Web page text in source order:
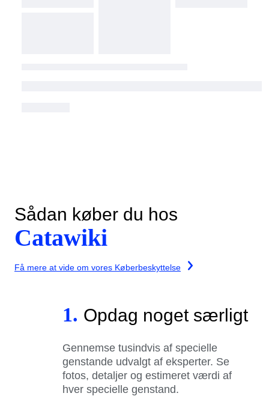
Sådan køber du hos
Catawiki
Få mere at vide om vores Køberbeskyttelse
1. Opdag noget særligt
Gennemse tusindvis af specielle
genstande udvalgt af eksperter. Se
fotos, detaljer og estimeret værdi af
hver specielle genstand.